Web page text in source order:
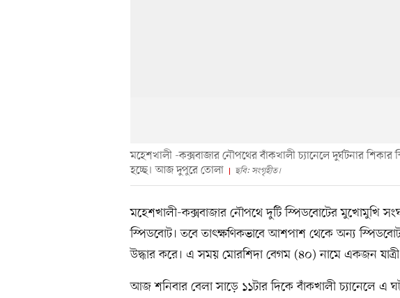
মহেশখালী -কক্সবাজার নৌপথের বাঁকখালী চ্যানেলে দুর্ঘটনার
হচ্ছে। আজ দুপুরে তোলা
ছবি: সংগৃহীত।
মহেশখালী-কক্সবাজার নৌপথে দুটি স্পিডবোটের মুখোমুখি
স্পিডবোট। তবে তাৎক্ষণিকভাবে আশপাশ থেকে অন্য
উদ্ধার করে। এ সময় মোরশিদা বেগম (৪০) নামে একজন
আজ শনিবার বেলা সাড়ে ১১টার দিকে বাঁকখালী চ্যানেলে এ